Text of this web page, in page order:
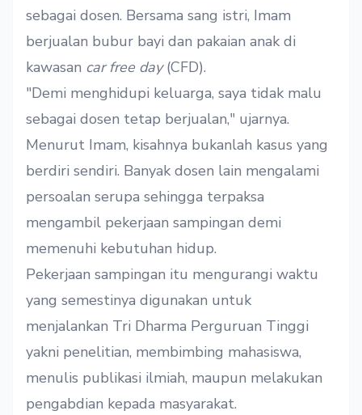
sebagai dosen. Bersama sang istri, Imam
berjualan bubur bayi dan pakaian anak di
kawasan car free day(CFD).
"Demi menghidupi keluarga, saya tidak malu
sebagai dosen tetap berjualan," ujarnya.
Menurut Imam, kisahnya bukanlah kasus yang
berdiri sendiri. Banyak dosen lain mengalami
persoalan serupa sehingga terpaksa
mengambil pekerjaan sampingan demi
memenuhi kebutuhan hidup.
Pekerjaan sampingan itu mengurangi waktu
yang semestinya digunakan untuk
menjalankan Tri Dharma Perguruan Tinggi
yakni penelitian, membimbing mahasiswa,
menulis publikasi ilmiah, maupun melakukan
pengabdian kepada masyarakat.